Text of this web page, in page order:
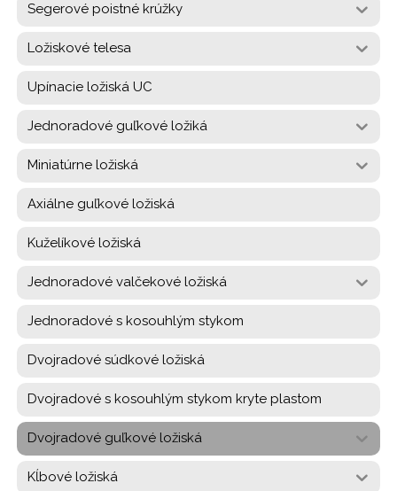
Segerové poistné krúžky
Ložiskové telesa
Upínacie ložiská UC
Jednoradové guľkové ložiká
Miniatúrne ložiská
Axiálne guľkové ložiská
Kuželíkové ložiská
Jednoradové valčekové ložiská
Jednoradové s kosouhlým stykom
Dvojradové súdkové ložiská
Dvojradové s kosouhlým stykom kryte plastom
Dvojradové guľkové ložiská
Kĺbové ložiská